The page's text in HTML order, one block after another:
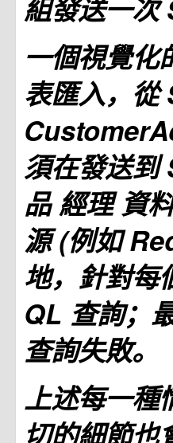
組發送一次
一個視覺
表匯入，從
須在發送到
品經理資
源 (例如
地，針對每
QL 查詢；
查詢失敗。
上述每一種
切的細節也